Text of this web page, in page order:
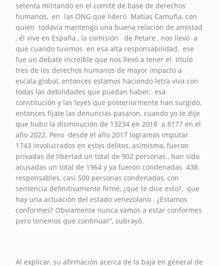
setenta militando en el comité de base de derechos
humanos, en las ONG que lideró Matías Camuña, con
quien todavía mantengo una buena relación de amistad
, él vive en España , la comisión de Petare , nos llevó a
que cuando tuvimos en esa alta responsabilidad, ese
fue un debate increíble que nos llevó a tener el título
tres de los derechos humanos de mayor impacto a
escala global, entonces estamos haciendo letra viva con
todas las debilidades que puedan haber, esa
constitución y las leyes que posteriormente han surgido,
entonces fíjate las denuncias pasaron, cuando yo te dije
que hubo la disminución de 13234 en 2018 a 8177 en el
año 2022. Pero desde el año 2017 logramos imputar
1743 involucrados en estos delitos, asimismo, fueron
privadas de libertad un total de 902 personas , han sido
acusadas un total de 1964 y ya fueron condenadas 438
responsables, casi 500 personas condenadas, con
sentencia definitivamente firme, ¿qué te dice esto?, que
hay una actuación del estado venezolano . ¿Estamos
conformes? Obviamente nunca vamos a estar conformes
pero tenemos que continuar”, subrayó.
Al explicar, su afirmación acerca de la baja en general de